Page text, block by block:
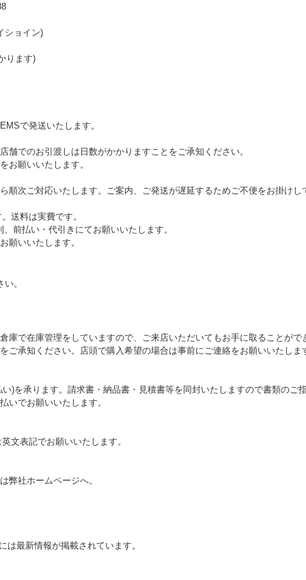
ショイン)
ります)
で発送いたします。
でのお引渡しは日数がかかりますことをご承知ください。
お願いいたします。
次ご対応いたします。ご案内、ご発送が遅延するためご不便をお掛けし
送料は実費です。
前払い・代引きにてお願いいたします。
願いいたします。
。
で在庫管理をしていますので、ご来店いただいてもお手に取ることがで
ご承知ください。店頭で購入希望の場合は事前にご連絡をお願いいたしま
)を承ります。請求書・納品書・見積書等を同封いたしますので書類のご
いでお願いいたします。
文表記でお願いいたします。
弊社ホームページへ。
は最新情報が掲載されています。